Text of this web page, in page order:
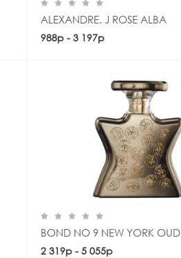
ALEXANDRE. J ROSE ALBA
988р - 3 197р
BOND NO 9 NEW YORK OUD
2 319р - 5 055р